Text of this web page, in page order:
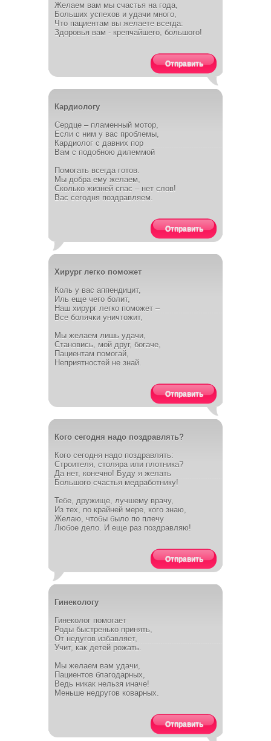
Желаем вам мы счастья на года,
Больших успехов и удачи много,
Что пациентам вы желаете всегда:
Здоровья вам - крепчайшего, большого!
Отправить
Кардиологу
Сердце – пламенный мотор,
Если с ним у вас проблемы,
Кардиолог с давних пор
Вам с подобною дилеммой
Помогать всегда готов.
Мы добра ему желаем,
Сколько жизней спас – нет слов!
Вас сегодня поздравляем.
Отправить
Хирург легко поможет
Коль у вас аппендицит,
Иль еще чего болит,
Наш хирург легко поможет –
Все болячки уничтожит,
Мы желаем лишь удачи,
Становись, мой друг, богаче,
Пациентам помогай,
Неприятностей не знай.
Отправить
Кого сегодня надо поздравлять?
Кого сегодня надо поздравлять:
Строителя, столяра или плотника?
Да нет, конечно! Буду я желать
Большого счастья медработнику!
Тебе, дружище, лучшему врачу,
Из тех, по крайней мере, кого знаю,
Желаю, чтобы было по плечу
Любое дело. И еще раз поздравляю!
Отправить
Гинекологу
Гинеколог помогает
Роды быстренько принять,
От недугов избавляет,
Учит, как детей рожать.
Мы желаем вам удачи,
Пациентов благодарных,
Ведь никак нельзя иначе!
Меньше недругов коварных.
Отправить